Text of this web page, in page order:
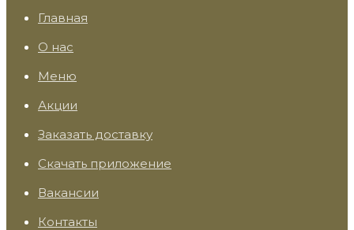
Главная
О нас
Меню
Акции
Заказать доставку
Скачать приложение
Вакансии
Контакты